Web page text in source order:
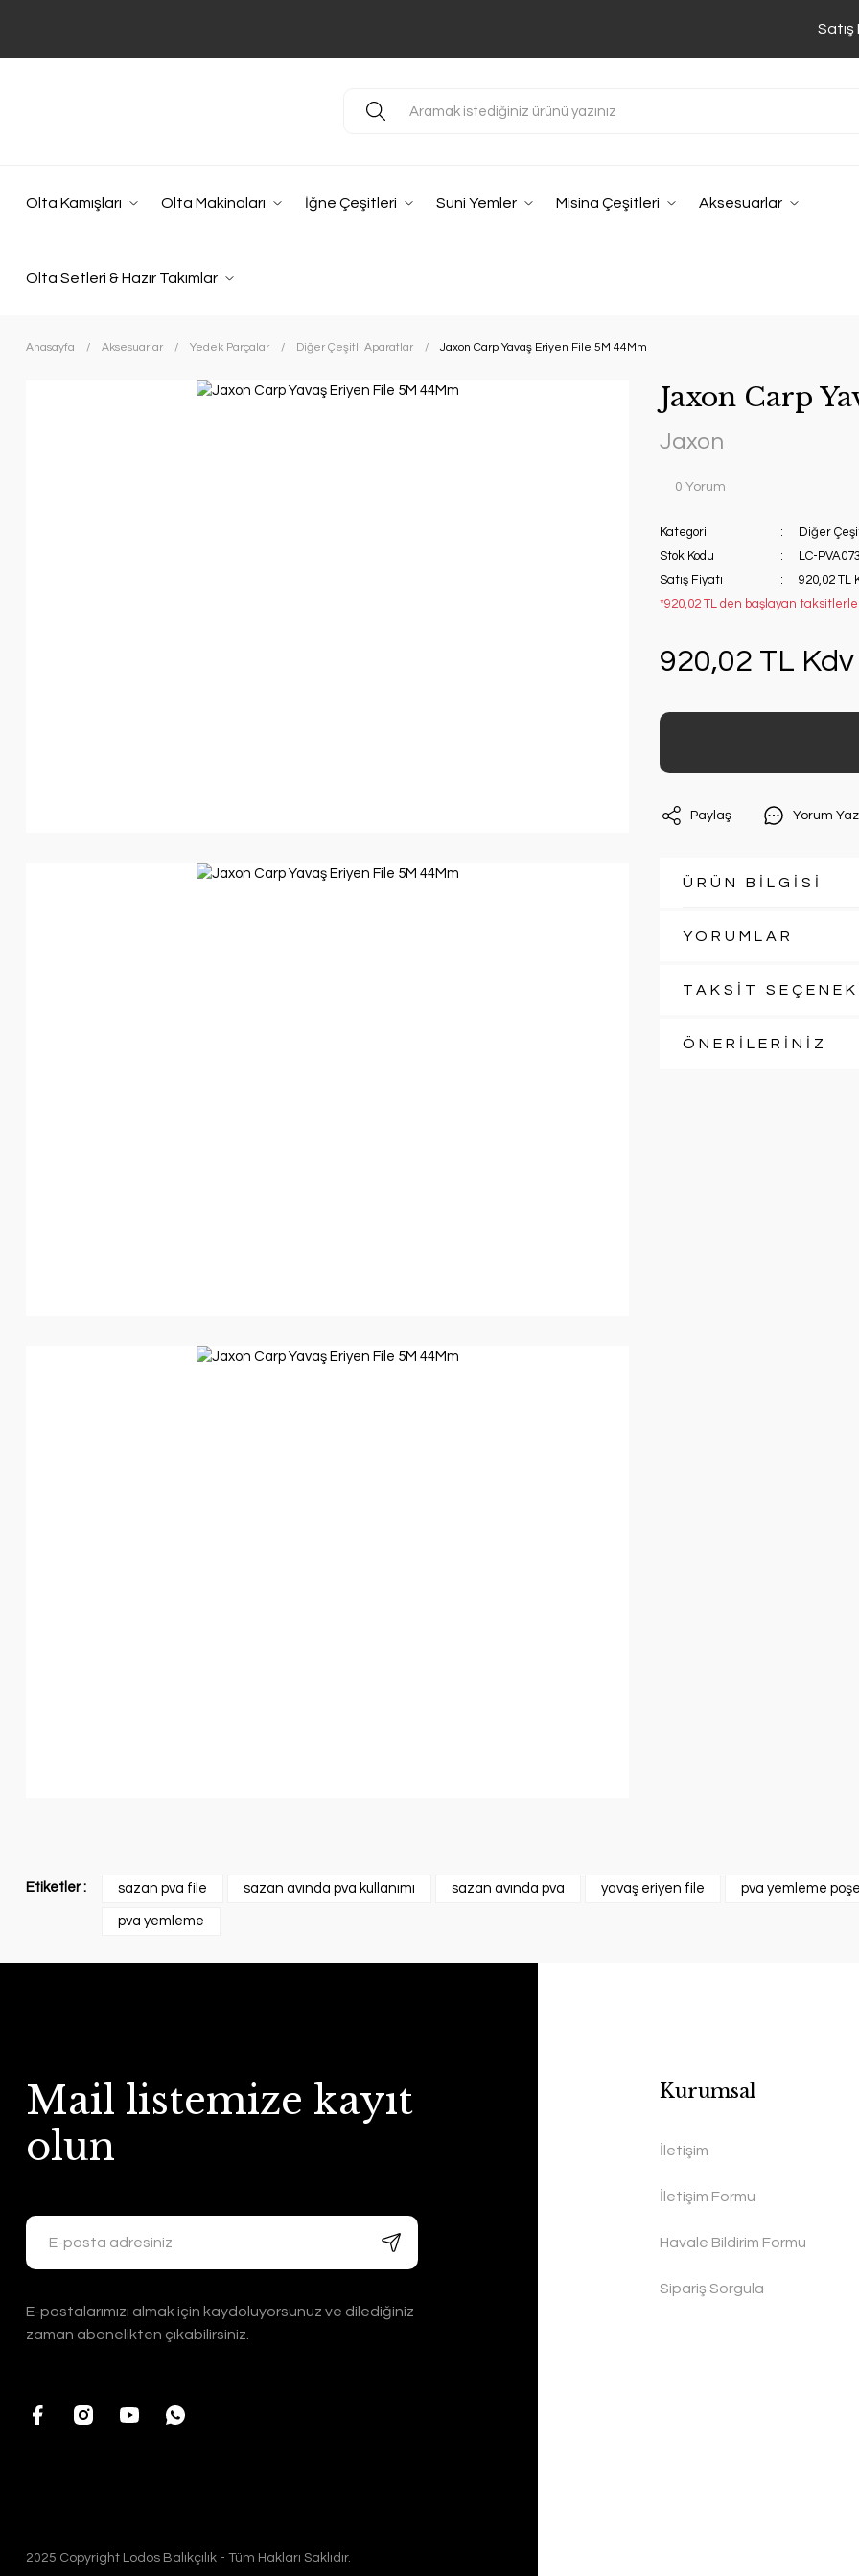
Satış
Olta Kamışları Olta Makinaları İğne Çeşitleri Suni Yemler Misina Çeşitleri Aksesuarlar
Olta Setleri & Hazır Takımlar
Anasayfa Aksesuarlar Yedek Parçalar Diğer Çeşitli Aparatlar Jaxon Carp Yavaş Eriyen File 5M 44Mm
Jaxon Carp
Jaxon
0 Yorum
Kategori
Diğer
Stok Kodu
LC-
Satış Fiyatı
920,02 TL
*920,02 TL den başlayan
920,02 TL
Paylaş Yorum Yaz
ÜRÜN BİLGİSİ
YORUMLAR
TAKSİT
ÖNERİLERİNİZ
Etiketler : sazan pva file sazan avında pva kullanımı sazan avında pva yavaş eriyen file pva yemleme
pva yemleme
Mail listemize kayıt
olun
E-postalarımızı almak için kaydoluyorsunuz ve dilediğiniz
zaman abonelikten çıkabilirsiniz.
Kurumsal
İletişim
İletişim Formu
Havale Bildirim Formu
Sipariş Sorgula
2025 Copyright Lodos Balıkçılık - Tüm Hakları Saklıdır.